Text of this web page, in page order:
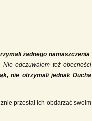
żadnego namaszczenia.
odczuwałem też obecności
nie otrzymali jednak Ducha
przestał ich obdarzać swoim